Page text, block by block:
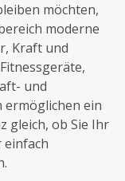
möchten,
moderne
Kraft und
und
ermöglichen ein
gleich, ob Sie Ihr